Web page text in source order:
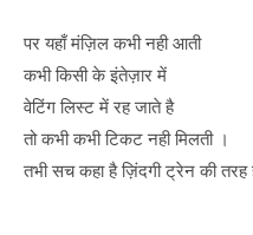
पर यहाँ मंज़िल कभी नही आती
कभी किसी के इंतेज़ार में
वेटिंग लिस्ट में रह जाते है
तो कभी कभी टिकट नही मिलती ।
तभी सच कहा है ज़िंदगी ट्रेन की तरह